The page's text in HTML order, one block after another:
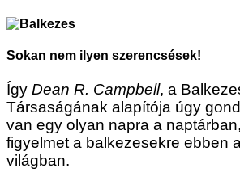
Sokan nem ilyen szerencsések!
Így Dean R. Campbell, a
Társaságának alapítója úgy
van egy olyan napra a
figyelmet a balkezesekre ebben
világban.